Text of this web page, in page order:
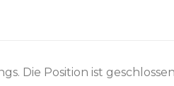
Die Position ist